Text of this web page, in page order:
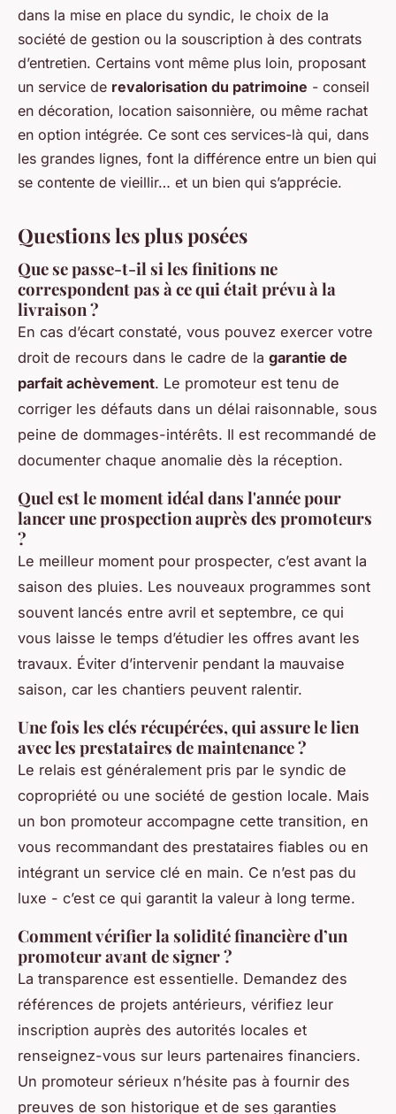
dans la mise en place du syndic, le choix de la
société de gestion ou la souscription à des contrats
d’entretien. Certains vont même plus loin, proposant
un service de revalorisation du patrimoine - conseil
en décoration, location saisonnière, ou même rachat
en option intégrée. Ce sont ces services-là qui, dans
les grandes lignes, font la différence entre un bien qui
se contente de vieillir… et un bien qui s’apprécie.
Questions les plus posées
Que se passe-t-il si les finitions ne
correspondent pas à ce qui était prévu à la
livraison ?
En cas d’écart constaté, vous pouvez exercer votre
droit de recours dans le cadre de la garantie de
parfait achèvement. Le promoteur est tenu de
corriger les défauts dans un délai raisonnable, sous
peine de dommages-intérêts. Il est recommandé de
documenter chaque anomalie dès la réception.
Quel est le moment idéal dans l'année pour
lancer une prospection auprès des promoteurs
?
Le meilleur moment pour prospecter, c’est avant la
saison des pluies. Les nouveaux programmes sont
souvent lancés entre avril et septembre, ce qui
vous laisse le temps d’étudier les offres avant les
travaux. Éviter d’intervenir pendant la mauvaise
saison, car les chantiers peuvent ralentir.
Une fois les clés récupérées, qui assure le lien
avec les prestataires de maintenance ?
Le relais est généralement pris par le syndic de
copropriété ou une société de gestion locale. Mais
un bon promoteur accompagne cette transition, en
vous recommandant des prestataires fiables ou en
intégrant un service clé en main. Ce n’est pas du
luxe - c’est ce qui garantit la valeur à long terme.
Comment vérifier la solidité financière d’un
promoteur avant de signer ?
La transparence est essentielle. Demandez des
références de projets antérieurs, vérifiez leur
inscription auprès des autorités locales et
renseignez-vous sur leurs partenaires financiers.
Un promoteur sérieux n’hésite pas à fournir des
preuves de son historique et de ses garanties